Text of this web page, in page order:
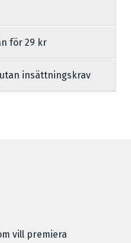
för 29 kr
insättningskrav
vill premiera